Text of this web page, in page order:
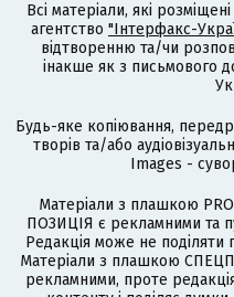
Всі матеріали, які
агентство "Інтерфакс-
відтворенню та/чи
інакше як з письмового
Будь-яке копіювання,
творів та/або
Images -
Матеріали з плашкою
ПОЗИЦІЯ є рекламними та
Редакція може не поділяти
Матеріали з плашкою
рекламними, проте